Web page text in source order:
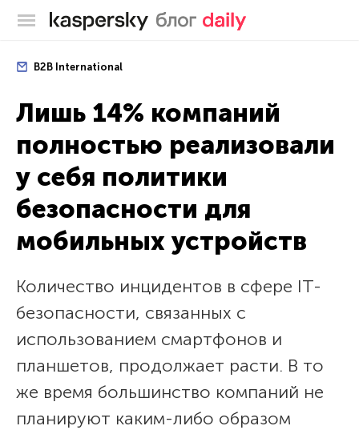
Блог Касперского
B2B International
Лишь 14% компаний
полностью реализовали
у себя политики
безопасности для
мобильных устройств
Количество инцидентов в сфере IT-
безопасности, связанных с
использованием смартфонов и
планшетов, продолжает расти. В то
же время большинство компаний не
планируют каким-либо образом